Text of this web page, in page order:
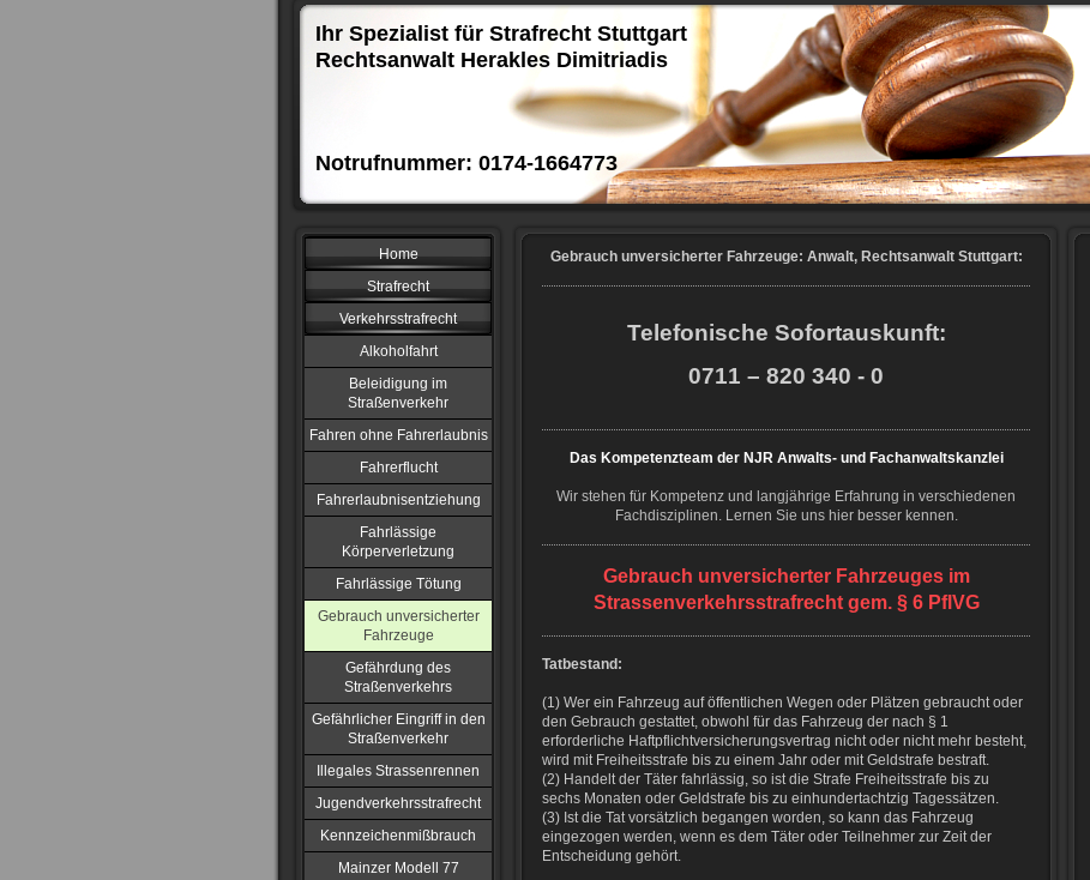
Ihr Spezialist für Strafrecht Stuttgart
Rechtsanwalt Herakles Dimitriadis
Notrufnummer: 0174-1664773
Home
Strafrecht
Verkehrsstrafrecht
Alkoholfahrt
Beleidigung im
Straßenverkehr
Fahren ohne Fahrerlaubnis
Fahrerflucht
Fahrerlaubnisentziehung
Fahrlässige
Körperverletzung
Fahrlässige Tötung
Gebrauch unversicherter
Fahrzeuge
Gefährdung des
Straßenverkehrs
Gefährlicher Eingriff in den
Straßenverkehr
Illegales Strassenrennen
Jugendverkehrsstrafrecht
Kennzeichenmißbrauch
Mainzer Modell 77
Gebrauch unversicherter Fahrzeuge: Anwalt, Rechtsanwalt Stuttgart:
Telefonische Sofortauskunft:
0711 – 820 340 - 0
Das Kompetenzteam der NJR Anwalts- und Fachanwaltskanzlei
Wir stehen für Kompetenz und langjährige Erfahrung in verschiedenen
Fachdisziplinen. Lernen Sie uns hier besser kennen.
Gebrauch unversicherter Fahrzeuges im
Strassenverkehrsstrafrecht gem. § 6 PflVG
Tatbestand:
(1) Wer ein Fahrzeug auf öffentlichen Wegen oder Plätzen gebraucht oder
den Gebrauch gestattet, obwohl für das Fahrzeug der nach § 1
erforderliche Haftpflichtversicherungsvertrag nicht oder nicht mehr besteht,
wird mit Freiheitsstrafe bis zu einem Jahr oder mit Geldstrafe bestraft.
(2) Handelt der Täter fahrlässig, so ist die Strafe Freiheitsstrafe bis zu
sechs Monaten oder Geldstrafe bis zu einhundertachtzig Tagessätzen.
(3) Ist die Tat vorsätzlich begangen worden, so kann das Fahrzeug
eingezogen werden, wenn es dem Täter oder Teilnehmer zur Zeit der
Entscheidung gehört.